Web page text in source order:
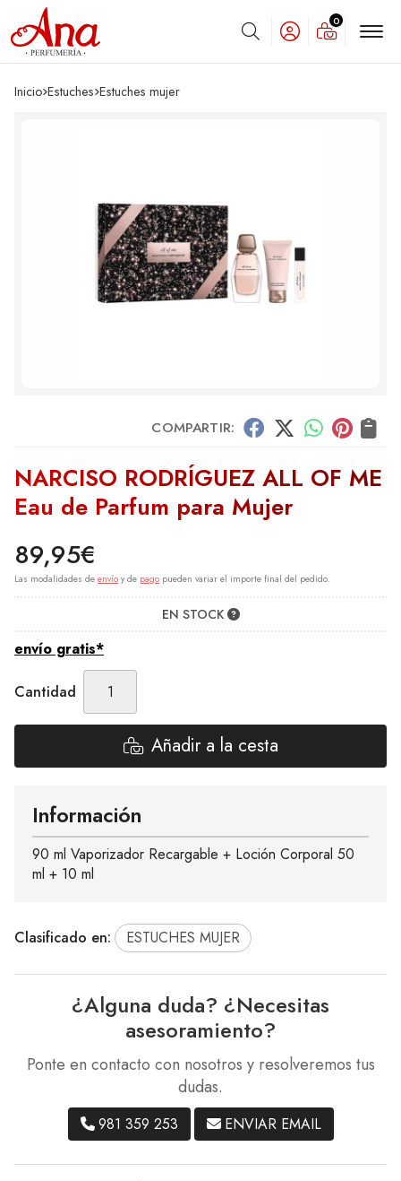
Buscar
0
Inicio estuches estuches mujer
COMPARTIR:
NARCISO RODRÍGUEZ ALL OF ME
Eau de Parfum para Mujer
89,95€
Las modalidades de envío y de pago pueden variar el importe final del pedido.
EN STOCK
envío gratis*
Cantidad
Añadir a la cesta
Información
90 ml Vaporizador Recargable + Loción Corporal 50
ml + 10 ml
Clasificado en: ESTUCHES MUJER
¿Alguna duda? ¿Necesitas
asesoramiento?
Ponte en contacto con nosotros y resolveremos tus
dudas.
981 359 253 ENVIAR EMAIL